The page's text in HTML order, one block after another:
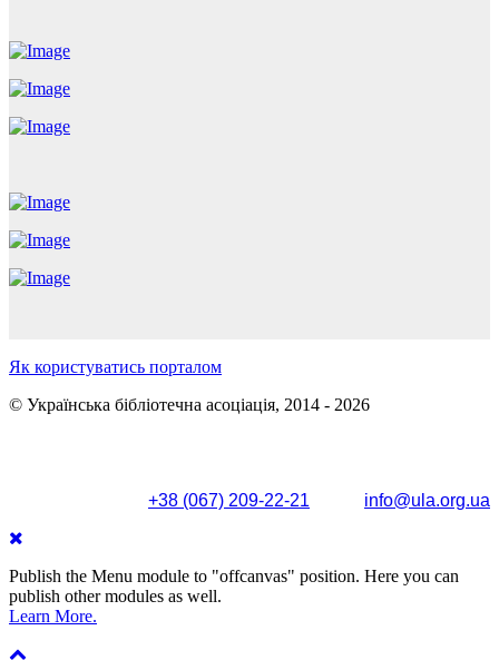
Як користуватись порталом
© Українська бібліотечна асоціація, 2014 - 2026
+38 (067) 209-22-21
info@ula.org.ua
Publish the Menu module to "offcanvas" position. Here you can
publish other modules as well.
Learn More.